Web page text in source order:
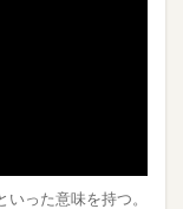
った意味を持つ。